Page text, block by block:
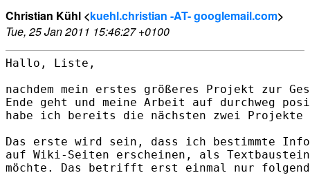
Christian Kühl <kuehl.christian -AT- googlemail.com>
Tue, 25 Jan 2011 15:46:27 +0100
Hallo, Liste,
nachdem mein erstes größeres Projekt zur
Ende geht und meine Arbeit auf durchweg
habe ich bereits die nächsten zwei
Das erste wird sein, dass ich bestimmte
auf Wiki-Seiten erscheinen, als
möchte. Das betrifft erst einmal nur